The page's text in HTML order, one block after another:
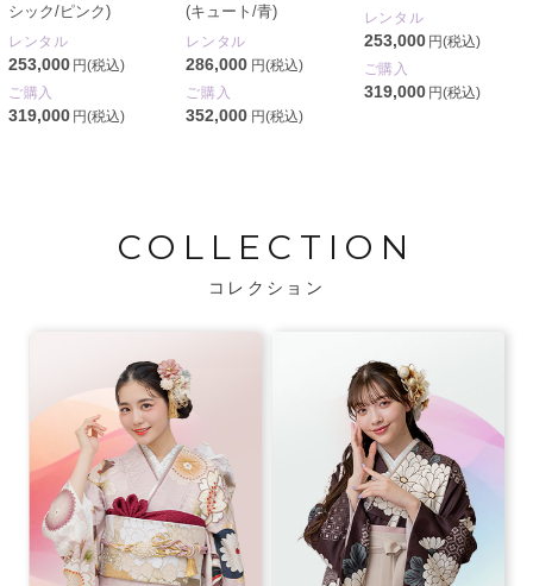
シック/ピンク)
レンタル
253,000 円(税込)
ご購入
319,000 円(税込)
(キュート/青)
レンタル
286,000 円(税込)
ご購入
352,000 円(税込)
レンタル
253,000 円(税込)
ご購入
319,000 円(税込)
COLLECTION
コレクション